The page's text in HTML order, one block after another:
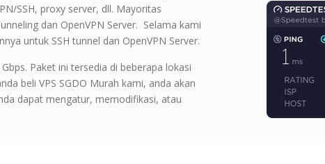
SSH, proxy server, dll. Mayoritas
dan OpenVPN Server. Selama kami
untuk SSH tunnel dan OpenVPN Server.
Paket ini tersedia di beberapa lokasi
beli VPS SGDO Murah kami, anda akan
dapat mengatur, memodifikasi, atau